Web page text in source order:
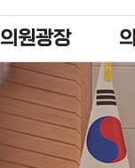
의원광장